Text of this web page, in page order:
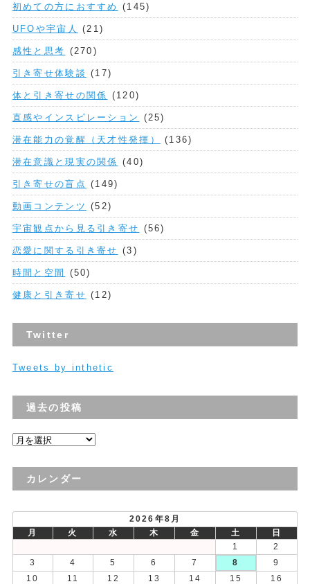
初めての方におすすめ (145)
UFOや宇宙人 (21)
感性と思考 (270)
引き寄せ体験談 (17)
体と引き寄せの関係 (120)
直感やインスピレーション (25)
潜在能力の覚醒（天才性発揮） (136)
潜在意識と現実の関係 (40)
引き寄せの盲点 (149)
動画コンテンツ (52)
宇宙観点から見る引き寄せ (56)
恋愛に関する引き寄せ (3)
時間と空間 (50)
健康と引き寄せ (12)
Twitter
Tweets by inthetic
過去の投稿
過
の
カレンダー
2026年8月
月
火 水 木 金 土
日
1
2
3
4 5 6 7 8
9
10
11 12 13 14 15
16